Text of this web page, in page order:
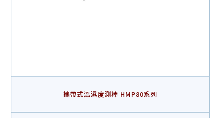
攜帶式溫濕度測棒 HMP80系列